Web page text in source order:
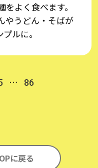
よく食べます。
やうどん・そばが
ルに。
… 86
に戻る